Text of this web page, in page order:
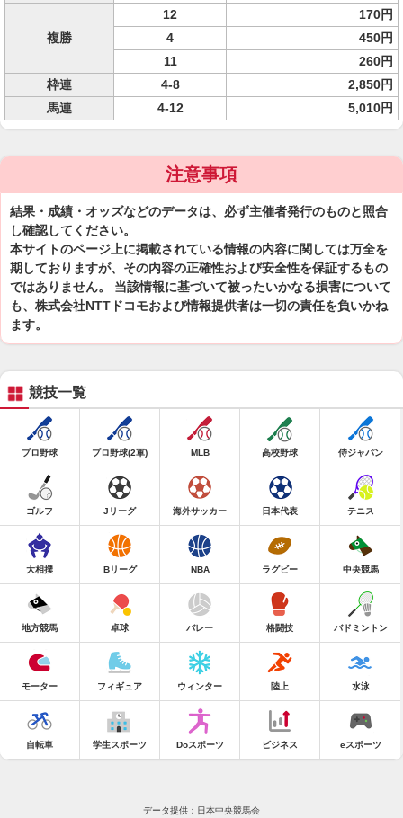
複勝
12
170円
4
450円
11
260円
枠連
4-8
2,850円
馬連
4-12 5,010円
注意事項
結果・成績・オッズなどのデータは、必ず主催者発行のものと照合
し確認してください。
本サイトのページ上に掲載されている情報の内容に関しては万全を
期しておりますが、その内容の正確性および安全性を保証するもの
ではありません。 当該情報に基づいて被ったいかなる損害について
も、株式会社NTTドコモおよび情報提供者は一切の責任を負いかね
ます。
競技一覧
プロ野球 プロ野球(2軍) MLB 高校野球 侍ジャパン
ゴルフ Jリーグ 海外サッカー 日本代表 テニス
大相撲 Bリーグ NBA ラグビー 中央競馬
地方競馬 卓球 バレー 格闘技 バドミントン
モーター フィギュア ウィンター 陸上 水泳
自転車 学生スポーツ Doスポーツ ビジネス eスポーツ
データ提供：日本中央競馬会